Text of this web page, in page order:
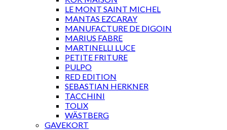
LE MONT SAINT MICHEL
MANTAS EZCARAY
MANUFACTURE DE DIGOIN
MARIUS FABRE
MARTINELLI LUCE
PETITE FRITURE
PULPO
RED EDITION
SEBASTIAN HERKNER
TACCHINI
TOLIX
WÄSTBERG
GAVEKORT